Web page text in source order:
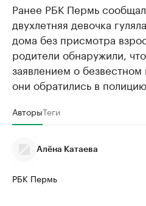
Ранее РБК Пермь
двухлетняя девочка
дома без присмотра
родители обнаружили, что
заявлением о
они обратились в
АвторыТеги
Алёна Катаева
РБК Пермь